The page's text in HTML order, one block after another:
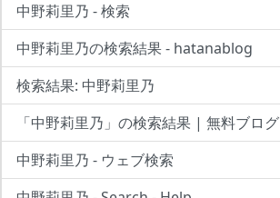
中野莉里乃 - 検索
中野莉里乃の検索結果 - hatanablog
検索結果: 中野莉里乃
「中野莉里乃」の検索結果 | 無料ブログ
中野莉里乃 - ウェブ検索